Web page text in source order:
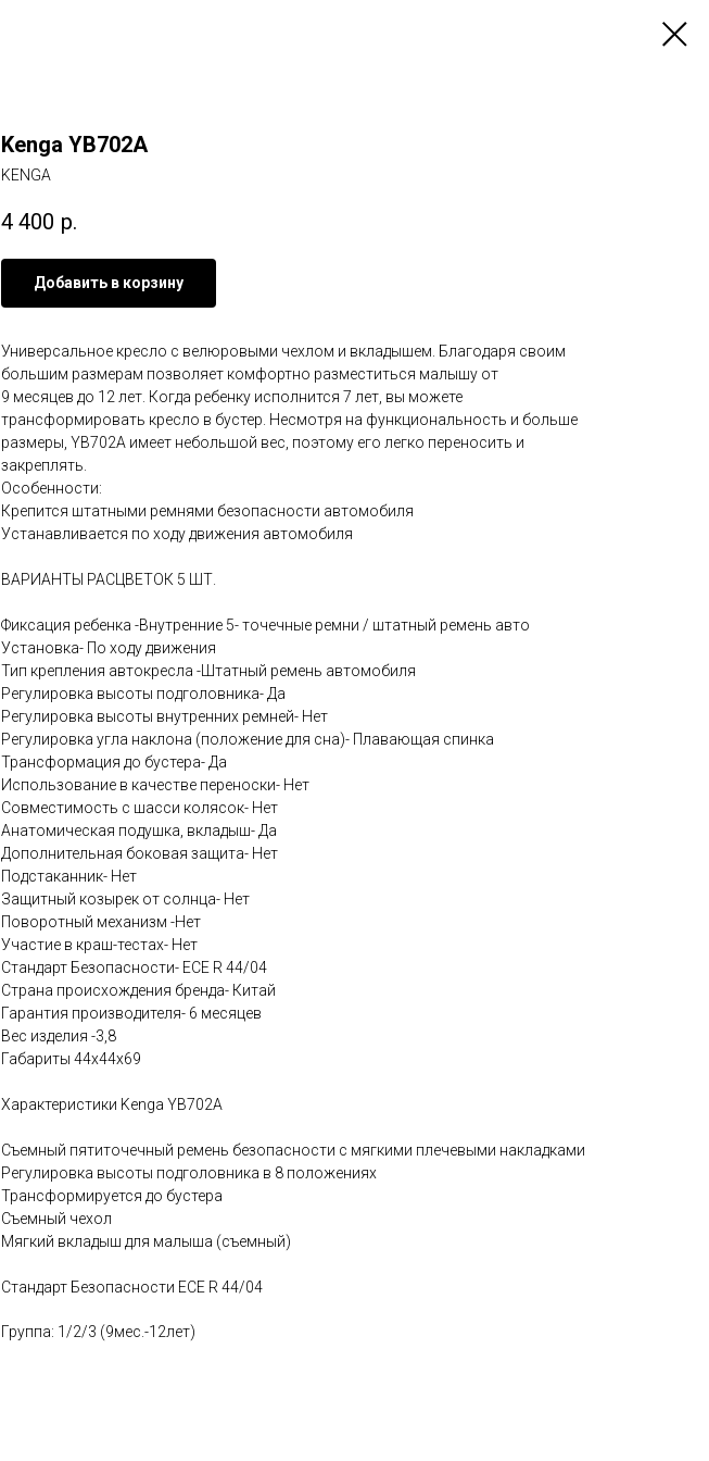
Kenga YB702A
KENGA
4 400 р.
Добавить в корзину
Универсальное кресло с велюровыми чехлом и вкладышем. Благодаря своим
большим размерам позволяет комфортно разместиться малышу от
9 месяцев до 12 лет. Когда ребенку исполнится 7 лет, вы можете
трансформировать кресло в бустер. Несмотря на функциональность и больше
размеры, YB702A имеет небольшой вес, поэтому его легко переносить и
закреплять.
Особенности:
Крепится штатными ремнями безопасности автомобиля
Устанавливается по ходу движения автомобиля
ВАРИАНТЫ РАСЦВЕТОК 5 ШТ.
Фиксация ребенка -Внутренние 5- точечные ремни / штатный ремень авто
Установка- По ходу движения
Тип крепления автокресла -Штатный ремень автомобиля
Регулировка высоты подголовника- Да
Регулировка высоты внутренних ремней- Нет
Регулировка угла наклона (положение для сна)- Плавающая спинка
Трансформация до бустера- Да
Использование в качестве переноски- Нет
Совместимость с шасси колясок- Нет
Анатомическая подушка, вкладыш- Да
Дополнительная боковая защита- Нет
Подстаканник- Нет
Защитный козырек от солнца- Нет
Поворотный механизм -Нет
Участие в краш-тестах- Нет
Стандарт Безопасности- ECE R 44/04
Страна происхождения бренда- Китай
Гарантия производителя- 6 месяцев
Вес изделия -3,8
Габариты 44х44х69
Характеристики Kenga YB702A
Съемный пятиточечный ремень безопасности с мягкими плечевыми накладками
Регулировка высоты подголовника в 8 положениях
Трансформируется до бустера
Съемный чехол
Мягкий вкладыш для малыша (съемный)
Стандарт Безопасности ECE R 44/04
Группа: 1/2/3 (9мес.-12лет)